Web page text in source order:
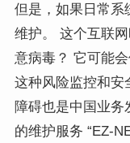
但是，如果日常系
维护。 这个互联
意病毒？ 它可能
这种风险监控和安
障碍也是中国业务
的维护服务 “EZ-